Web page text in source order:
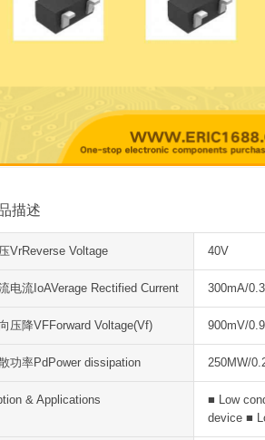
描述
VrReverse Voltage 40V
电流IoAVerage Rectified Current 300mA/
压降VFForward Voltage(Vf) 900mV/
功率PdPower dissipation 250MW/
& Applications
■ Low
device ■